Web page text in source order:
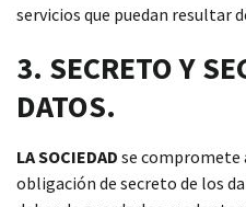
servicios que puedan resultar
3. SECRETO Y
DATOS.
LA SOCIEDAD se compromete
obligación de secreto de los